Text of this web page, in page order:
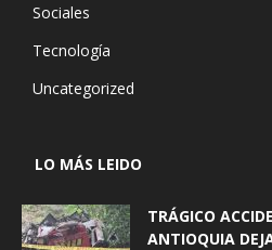
Sociales
Tecnología
Uncategorized
LO MÁS LEIDO
TRÁGICO
ANTIOQUIA